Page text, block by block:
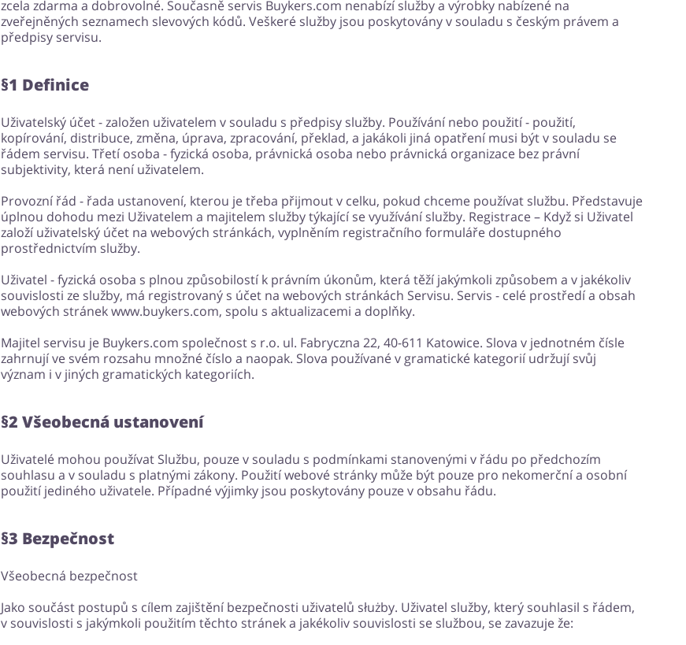
zcela zdarma a dobrovolné. Současně servis Buykers.com nenabízí služby a výrobky nabízené na
zveřejněných seznamech slevových kódů. Veškeré služby jsou poskytovány v souladu s českým právem a
předpisy servisu.
§1 Definice
Uživatelský účet - založen uživatelem v souladu s předpisy služby. Používání nebo použití - použití,
kopírování, distribuce, změna, úprava, zpracování, překlad, a jakákoli jiná opatření musi být v souladu se
řádem servisu. Třetí osoba - fyzická osoba, právnická osoba nebo právnická organizace bez právní
subjektivity, která není uživatelem.
Provozní řád - řada ustanovení, kterou je třeba přijmout v celku, pokud chceme používat službu. Představuje
úplnou dohodu mezi Uživatelem a majitelem služby týkající se využívání služby. Registrace – Když si Uživatel
založí uživatelský účet na webových stránkách, vyplněním registračního formuláře dostupného
prostřednictvím služby.
Uživatel - fyzická osoba s plnou způsobilostí k právním úkonům, která těží jakýmkoli způsobem a v jakékoliv
souvislosti ze služby, má registrovaný s účet na webových stránkách Servisu. Servis - celé prostředí a obsah
webových stránek www.buykers.com, spolu s aktualizacemi a doplňky.
Majitel servisu je Buykers.com společnost s r.o. ul. Fabryczna 22, 40-611 Katowice. Slova v jednotném čísle
zahrnují ve svém rozsahu množné číslo a naopak. Slova používané v gramatické kategorií udržují svůj
význam i v jiných gramatických kategoriích.
§2 Všeobecná ustanovení
Uživatelé mohou používat Službu, pouze v souladu s podmínkami stanovenými v řádu po předchozím
souhlasu a v souladu s platnými zákony. Použití webové stránky může být pouze pro nekomerční a osobní
použití jediného uživatele. Případné výjimky jsou poskytovány pouze v obsahu řádu.
§3 Bezpečnost
Všeobecná bezpečnost
Jako součást postupů s cílem zajištění bezpečnosti uživatelů służby. Uživatel služby, který souhlasil s řádem,
v souvislosti s jakýmkoli použitím těchto stránek a jakékoliv souvislosti se službou, se zavazuje že: